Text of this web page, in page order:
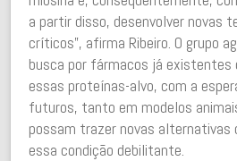
a partir disso, desenvolver novas
críticos”, afirma Ribeiro. O grupo
busca por fármacos já existentes
essas proteínas-alvo, com a
futuros, tanto em modelos
possam trazer novas
essa condição debilitante.